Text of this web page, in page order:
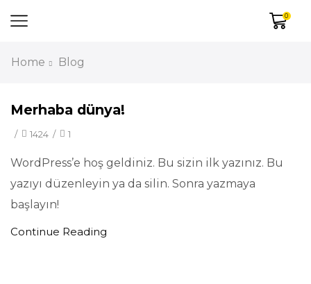
0
Home Blog
Merhaba dünya!
/ 1424 / 1
WordPress’e hoş geldiniz. Bu sizin ilk yazınız. Bu
yazıyı düzenleyin ya da silin. Sonra yazmaya
başlayın!
Continue Reading